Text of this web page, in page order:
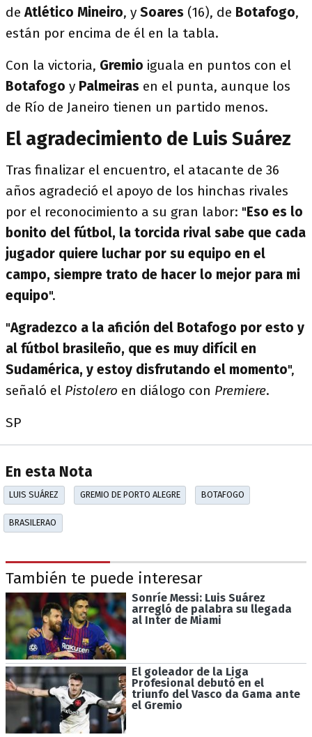
deAtlético Mineiro, y Soares (16), de Botafogo,
están por encima de él en la tabla.
Con la victoria, Gremio iguala en puntos con el
Botafogo y Palmeiras en el punta, aunque los
de Río de Janeiro tienen un partido menos.
El agradecimiento de Luis Suárez
Tras finalizar el encuentro, el atacante de 36
años agradeció el apoyo de los hinchas rivales
por el reconocimiento a su gran labor: "Eso es lo
bonito del fútbol, la torcida rival sabe que cada
jugador quiere luchar por su equipo en el
campo, siempre trato de hacer lo mejor para mi
equipo".
"Agradezco a la afición del Botafogo por esto y
al fútbol brasileño, que es muy difícil en
Sudamérica, y estoy disfrutando el momento",
señaló el Pistolero en diálogo con Premiere.
SP
En esta Nota
LUIS SUÁREZ GREMIO DE PORTO ALEGRE BOTAFOGO
BRASILERAO
También te puede interesar
Sonríe Messi: Luis Suárez
arregló de palabra su llegada
al Inter de Miami
El goleador de la Liga
Profesional debutó en el
triunfo del Vasco da Gama ante
el Gremio